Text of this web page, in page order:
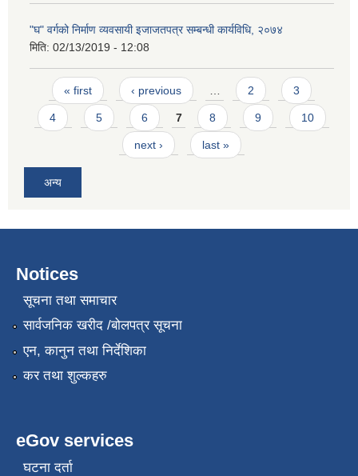
"घ" वर्गको निर्माण व्यवसायी इजाजतपत्र सम्बन्धी कार्यविधि, २०७४
मिति: 02/13/2019 - 12:08
Pages
« first ‹ previous 2 3
4 5 6 7 8 9 10
next › last »
अन्य
Notices
सूचना तथा समाचार
सार्वजनिक खरीद /बोलपत्र सूचना
एन, कानुन तथा निर्देशिका
कर तथा शुल्कहरु
eGov services
घटना दर्ता